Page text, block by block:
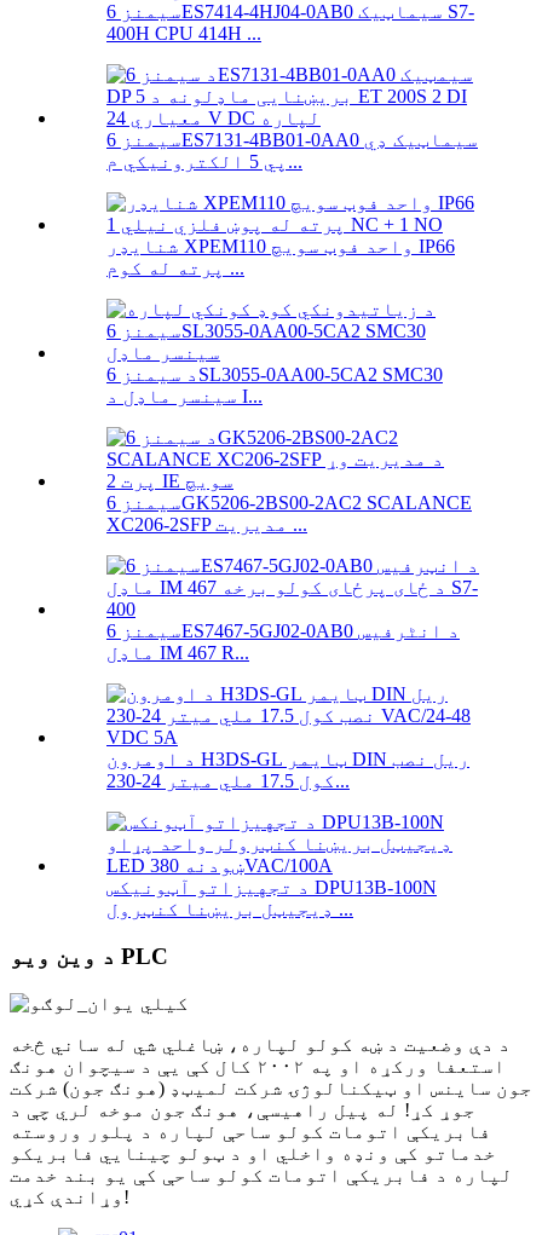
سیمنز 6ES7414-4HJ04-0AB0 سیماټیک S7-
400H CPU 414H ...
سیمنز 6ES7131-4BB01-0AA0 سیماټیک ډي
پي 5 الکترونیکي م...
شنایډر XPEM110 واحد فوټ سویچ IP66
پرته له کوم ...
د سیمنز 6SL3055-0AA00-5CA2 SMC30
سینسر ماډل د I...
سیمنز 6GK5206-2BS00-2AC2 SCALANCE
XC206-2SFP مدیریت ...
سیمنز 6ES7467-5GJ02-0AB0 د انٹرفیس
ماډل IM 467 R...
د اومرون H3DS-GL ټایمر DIN ریل نصب
کول 17.5 ملي میتر 24-230...
د تجهیزاتو آټونیکس DPU13B-100N
ډیجیټل بریښنا کنټرول ...
د وین ویو PLC
د دې وضعیت د ښه کولو لپاره، ښاغلي شي له ساني څخه
استعفا ورکړه او په ۲۰۰۲ کال کې یې د سیچوان هونګ
جون ساینس او ​​ټیکنالوژۍ شرکت لمیټډ (هونګ جون) شرکت
جوړ کړ! له پیل راهیسې، هونګ جون موخه لري چې د
فابریکې اتومات کولو ساحې لپاره د پلور وروسته
خدماتو کې ونډه واخلي او د ټولو چینایي فابریکو
لپاره د فابریکې اتومات کولو ساحې کې یو بند خدمت
وړاندې کړي!